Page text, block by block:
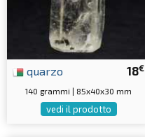
18€
quarzo
140 grammi | 85x40x30 mm
vedi il prodotto